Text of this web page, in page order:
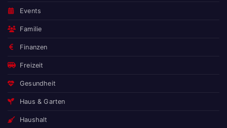
Events
Familie
Finanzen
Freizeit
Gesundheit
Haus & Garten
Haushalt